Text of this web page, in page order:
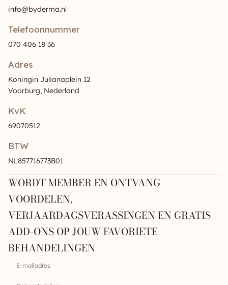
info@byderma.nl
Telefoonnummer
070 406 18 36
Adres
Koningin Julianaplein 12
Voorburg, Nederland
KvK
69070512
BTW
NL857716773B01
WORDT MEMBER EN ONTVANG
VOORDELEN,
VERJAARDAGSVERASSINGEN EN GRATIS
ADD-ONS OP JOUW FAVORIETE
BEHANDELINGEN